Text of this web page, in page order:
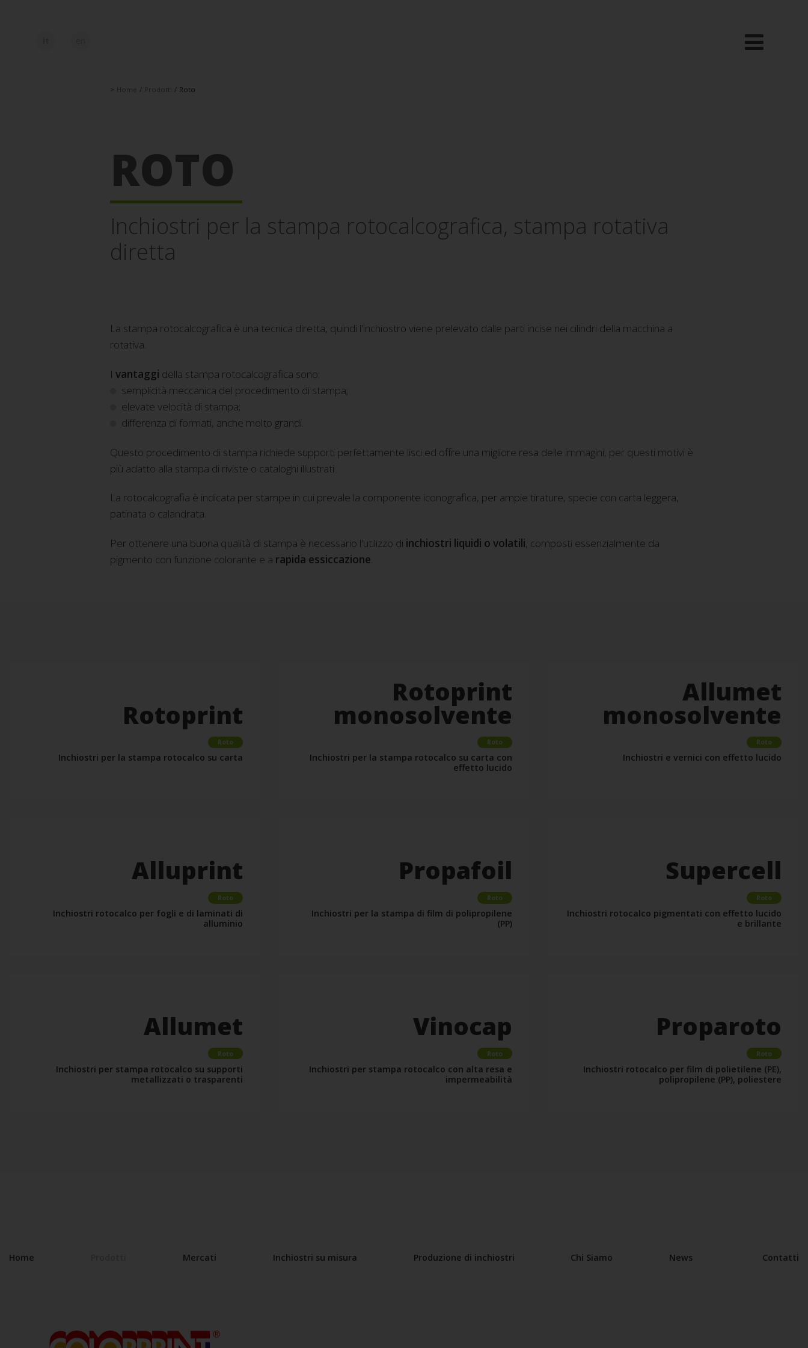
> Home / Prodotti / Roto
ROTO
Inchiostri per la stampa rotocalcografica, stampa rotativa
diretta
La stampa rotocalcografica è una tecnica diretta, quindi l'inchiostro viene prelevato dalle parti incise nei cilindri della macchina a
rotativa.
I vantaggi della stampa rotocalcografica sono:
semplicità meccanica del procedimento di stampa;
elevate velocità di stampa;
differenza di formati, anche molto grandi.
Questo procedimento di stampa richiede supporti perfettamente lisci ed offre una migliore resa delle immagini, per questi motivi è
più adatto alla stampa di riviste o cataloghi illustrati.
La rotocalcografia è indicata per stampe in cui prevale la componente iconografica, per ampie tirature, specie con carta leggera,
patinata o calandrata.
Per ottenere una buona qualità di stampa è necessario l'utilizzo di inchiostri liquidi o volatili, composti essenzialmente da
pigmento con funzione colorante e a rapida essiccazione.
Rotoprint
Roto
Inchiostri per la stampa rotocalco su carta
Rotoprint
monosolvente
Roto
Inchiostri per la stampa rotocalco su carta con
effetto lucido
Allumet
monosolvente
Roto
Inchiostri e vernici con effetto lucido
Alluprint
Roto
Inchiostri rotocalco per fogli e di laminati di
alluminio
Propafoil
Roto
Inchiostri per la stampa di film di polipropilene
(PP)
Supercell
Roto
Inchiostri rotocalco pigmentati con effetto lucido
e brillante
Allumet
Roto
Inchiostri per stampa rotocalco su supporti
metallizzati o trasparenti
Vinocap
Roto
Inchiostri per stampa rotocalco con alta resa e
impermeabilità
Proparoto
Roto
Inchiostri rotocalco per film di polietilene (PE),
polipropilene (PP), poliestere
Home Mercati Inchiostri su misura Produzione di inchiostri Chi Siamo News Contatti